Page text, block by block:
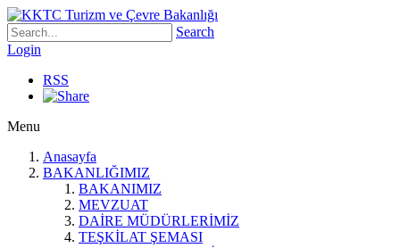
Search
Login
RSS
Menu
Anasayfa
BAKANLIĞIMIZ
BAKANIMIZ
MEVZUAT
DAİRE MÜDÜRLERİMİZ
TEŞKİLAT ŞEMASI